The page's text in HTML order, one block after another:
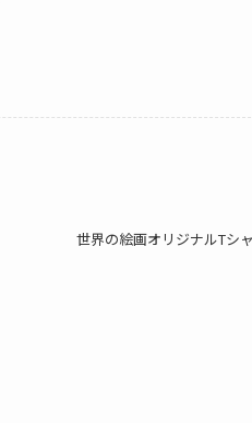
世界の絵画オリジナルTシ